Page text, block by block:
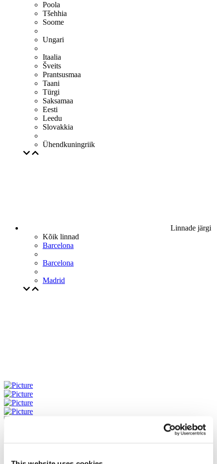
Poola
Tšehhia
Soome
Ungari
Itaalia
Šveits
Prantsusmaa
Taani
Türgi
Saksamaa
Eesti
Leedu
Slovakkia
Ühendkuningriik
Linnade järgi
Kõik linnad
Barcelona
Barcelona
Madrid